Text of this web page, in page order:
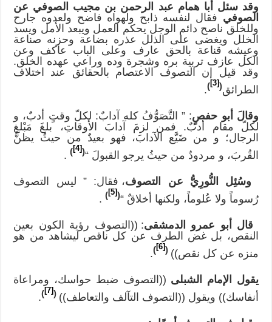
وقد سئل أبا همام عبد الرحمن بن مجيب الصوفي عن
الصوفي فقال لنفسه ذابح ولهواه فاضح ولعدوه جارح
وللخلق ناصح دائم الوجل يحكم العمل ويبعد الأمل ويسد
الخلل ويغضى على الذلل عذره بضاعة وحزنه صناعة
وعيشه قناعة بالحق عارف وعلى الباب عاكف وعن
الكل عازف تربية بره وشجرة وده وراعي عهده الخلق.
وقد قيل إن التصوف الاعتصام بالحقائق عند اختلاف
الطرائق(
[3]
)
.
وقالَ أبو حفصٍ: ” التَّصَوُّفُ كله آدابٌ: لكلّ وقتٍ أدبٌ، و
لكلّ مقام أدبٌ. فمن لزمَ آدابَ الأوقاتِ، بلغَ مَبْلغ
الرجال؛ و من ضَيَّع الآدابَ، فهو بعيدٌ من حيثُ يظنُّ
القُربَ، و مردودٌ من حيثُ يرجو القبولَ “(
[4]
)
.
وسُئِل النُّورِيُّ عن التصوف، فقال: ” ليس التصوف
رُسوماً ولا عُلوماً، ولكنها أخلاقٌ “(
[5]
)
.
قال أبو عمرو الدمشقى: ((التصوف رؤية الكون بعين
النقص، بل غض الطرف عن كل ناقص ليشاهد من هو
منزه عن كل نقص)) (
[6]
)
.
يقول الإمام الشبلى ((التصوف ضبط حواسك، ومراعاة
أنفاسك)) ويقول ((التصوف التآلف والتعاطف)) (
[7]
)
.